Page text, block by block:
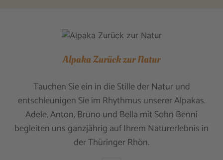
Alpaka Zurück zur Natur
Tauchen Sie ein in die Stille der Natur und
entschleunigen Sie im Rhythmus unserer Alpakas.
Adele, Anton, Bruno und Bella mit Sohn Benni
begleiten uns ganzjährig auf Ihrem Naturerlebnis in
der Thüringer Rhön.